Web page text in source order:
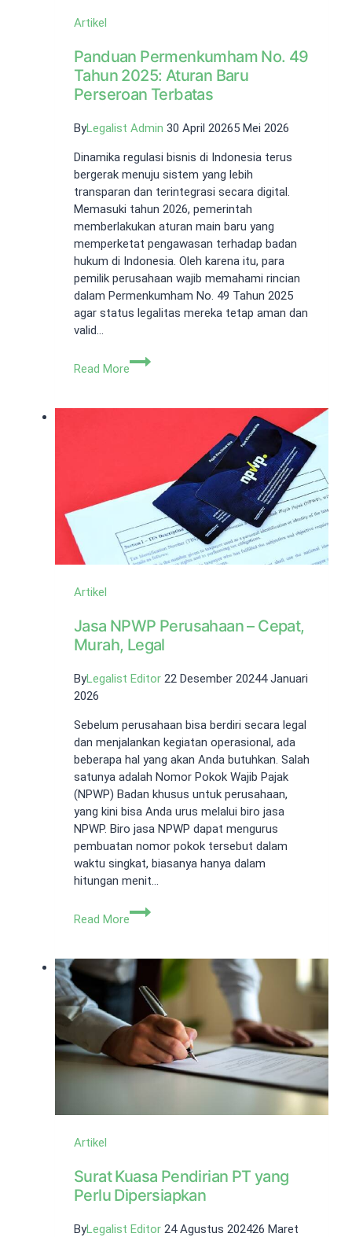
Artikel
Panduan Permenkumham No. 49
Tahun 2025: Aturan Baru
Perseroan Terbatas
ByLegalist Admin 30 April 20265 Mei 2026
Dinamika regulasi bisnis di Indonesia terus
bergerak menuju sistem yang lebih
transparan dan terintegrasi secara digital.
Memasuki tahun 2026, pemerintah
memberlakukan aturan main baru yang
memperketat pengawasan terhadap badan
hukum di Indonesia. Oleh karena itu, para
pemilik perusahaan wajib memahami rincian
dalam Permenkumham No. 49 Tahun 2025
agar status legalitas mereka tetap aman dan
valid…
Read More
Panduan
49
Perseroan
Terbatas
Artikel
Jasa NPWP Perusahaan – Cepat,
Murah, Legal
ByLegalist Editor 22 Desember 20244 Januari
2026
Sebelum perusahaan bisa berdiri secara legal
dan menjalankan kegiatan operasional, ada
beberapa hal yang akan Anda butuhkan. Salah
satunya adalah Nomor Pokok Wajib Pajak
(NPWP) Badan khusus untuk perusahaan,
yang kini bisa Anda urus melalui biro jasa
NPWP. Biro jasa NPWP dapat mengurus
pembuatan nomor pokok tersebut dalam
waktu singkat, biasanya hanya dalam
hitungan menit…
Read More
Jasa
–
Cepat,
Murah,
Legal
Artikel
Surat Kuasa Pendirian PT yang
Perlu Dipersiapkan
ByLegalist Editor 24 Agustus 202426 Maret